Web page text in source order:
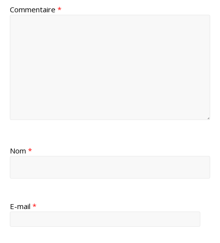
Commentaire *
Nom *
E-mail *